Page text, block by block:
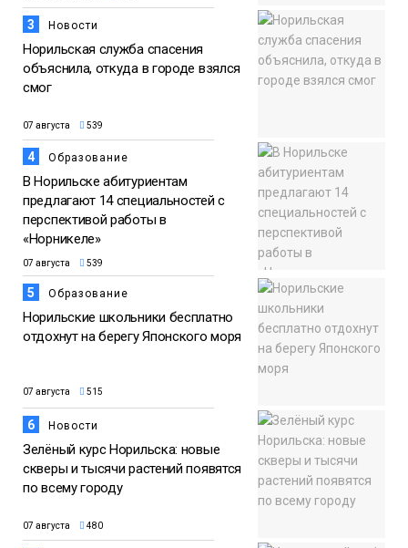
3 Новости
Норильская служба спасения
объяснила, откуда в городе взялся
смог
07 августа 539
4 Образование
В Норильске абитуриентам
предлагают 14 специальностей с
перспективой работы в
«Норникеле»
07 августа 539
5 Образование
Норильские школьники бесплатно
отдохнут на берегу Японского моря
07 августа 515
6 Новости
Зелёный курс Норильска: новые
скверы и тысячи растений появятся
по всему городу
07 августа 480